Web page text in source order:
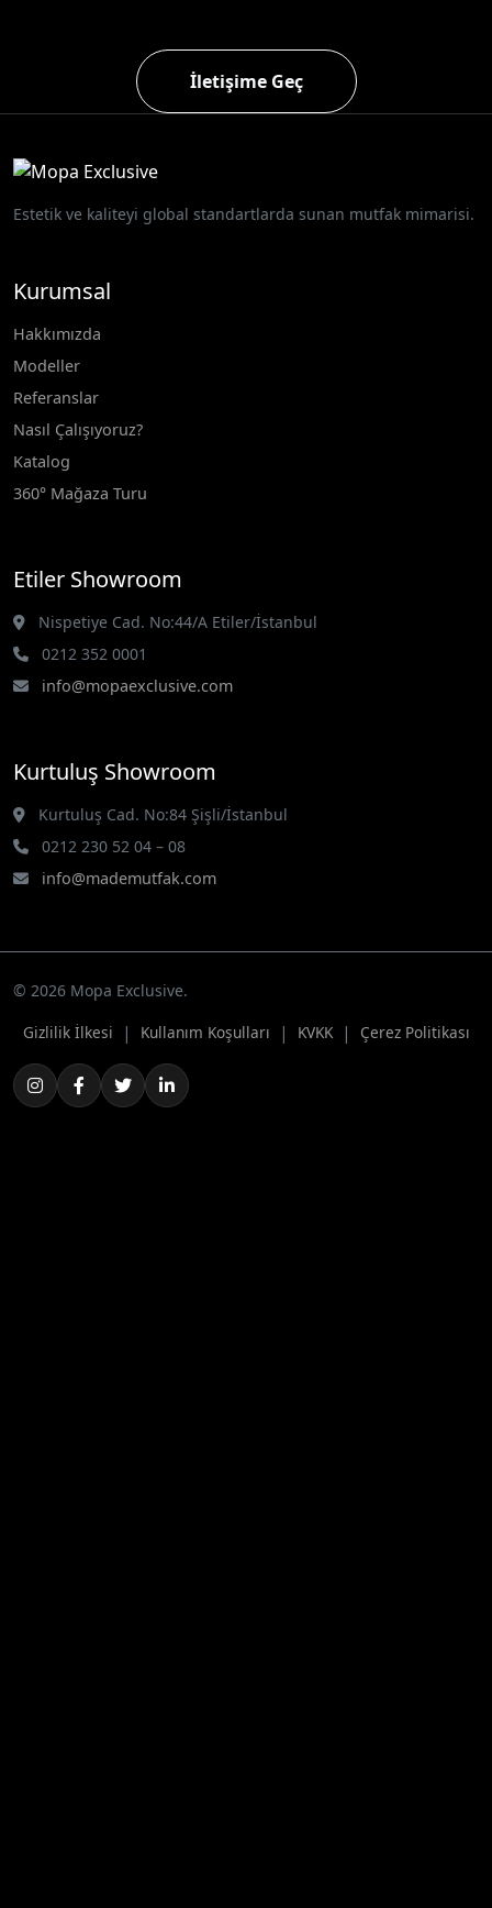
İletişime Geç
Estetik ve kaliteyi global standartlarda sunan mutfak mimarisi.
Kurumsal
Hakkımızda
Modeller
Referanslar
Nasıl Çalışıyoruz?
Katalog
360° Mağaza Turu
Etiler Showroom
Nispetiye Cad. No:44/A Etiler/İstanbul
0212 352 0001
info@mopaexclusive.com
Kurtuluş Showroom
Kurtuluş Cad. No:84 Şişli/İstanbul
0212 230 52 04 – 08
info@mademutfak.com
© 2026 Mopa Exclusive.
Gizlilik İlkesi
| Kullanım Koşulları | KVKK | Çerez Politikası